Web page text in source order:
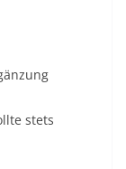
stets